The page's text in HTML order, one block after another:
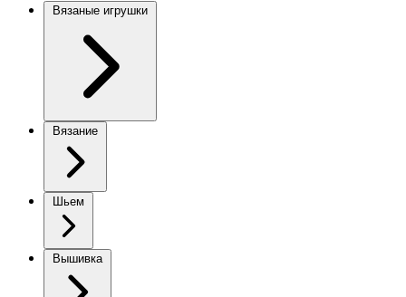
Вязаные игрушки
Вязание
Шьем
Вышивка